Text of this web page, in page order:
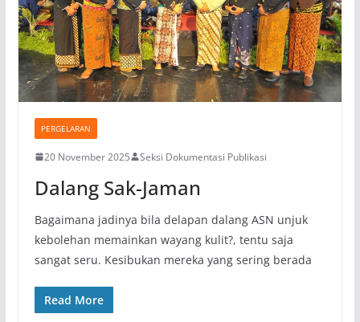
PERGELARAN
20 November 2025 Seksi Dokumentasi Publikasi
Dalang Sak-Jaman
Bagaimana jadinya bila delapan dalang ASN unjuk
kebolehan memainkan wayang kulit?, tentu saja
sangat seru. Kesibukan mereka yang sering berada
Read More